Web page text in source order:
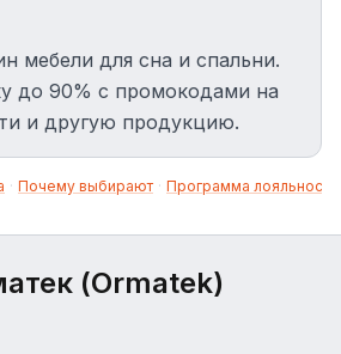
мебели для сна и спальни.
до 90% с промокодами на
и другую продукцию.
· Почему выбирают · Программа лояльности
(Ormatek)